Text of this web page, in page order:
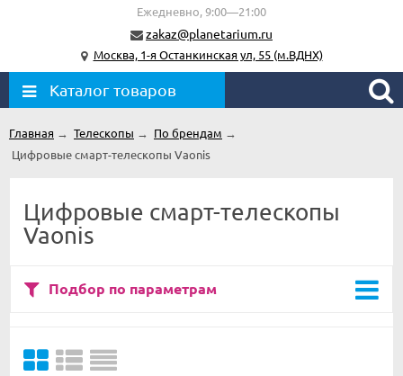
Ежедневно, 9:00—21:00
zakaz@planetarium.ru
Москва, 1-я Останкинская ул, 55 (м.ВДНХ)
Каталог товаров
Главная → Телескопы → По брендам →
Цифровые смарт-телескопы Vaonis
Цифровые смарт-телескопы
Vaonis
Подбор по параметрам